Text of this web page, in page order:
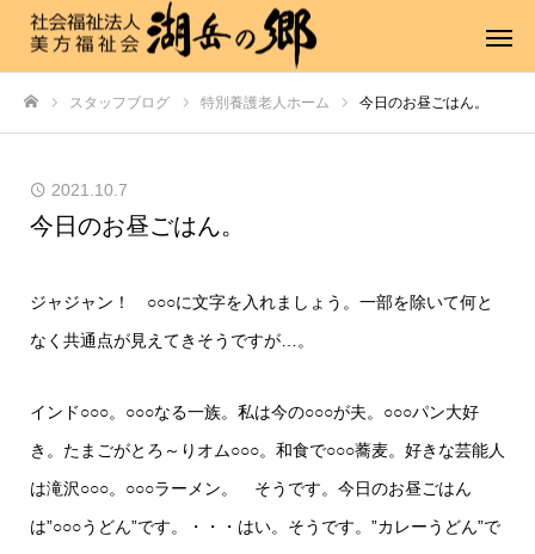
スタッフブログ 特別養護老人ホーム 今日のお昼ごはん。
2021.10.7
今日のお昼ごはん。
ジャジャン！ ○○○に文字を入れましょう。一部を除いて何と
なく共通点が見えてきそうですが…。
インド○○○。○○○なる一族。私は今の○○○が夫。○○○パン大好
き。たまごがとろ～りオム○○○。和食で○○○蕎麦。好きな芸能人
は滝沢○○○。○○○ラーメン。 そうです。今日のお昼ごはん
は”○○○うどん”です。・・・はい。そうです。”カレーうどん”で